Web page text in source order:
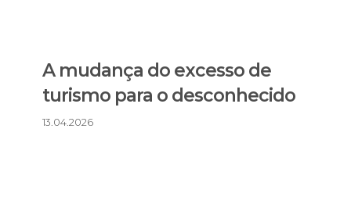
A mudança do excesso de
turismo para o desconhecido
13.04.2026